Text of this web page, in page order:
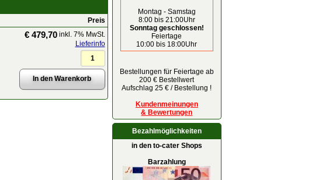
Preis
€ 479,70inkl. 7% MwSt.
Lieferinfo
Montag - Samstag
8:00 bis 21:00Uhr
Sonntag geschlossen!
Feiertage
10:00 bis 18:00Uhr
Bestellungen für Feiertage ab
200 € Bestellwert
Aufschlag 25 € / Bestellung !
Kundenmeinungen
& Bewertungen
Bezahlmöglichkeiten
in den to-cater Shops
Barzahlung